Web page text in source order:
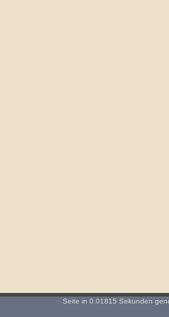
Seite in 0.01815 Sekunden